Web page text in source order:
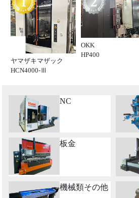
ヤマザキマザック
HCN4000-Ⅲ
OKK
HP400
NC
板金
機械類その他